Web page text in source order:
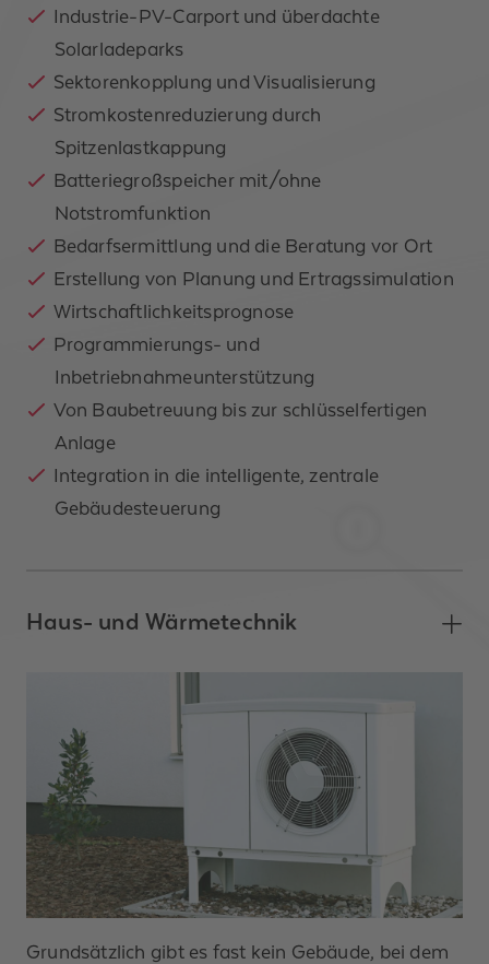
Industrie-PV-Carport und überdachte
Solarladeparks
Sektorenkopplung und Visualisierung
Stromkostenreduzierung durch
Spitzenlastkappung
Batteriegroßspeicher mit/ohne
Notstromfunktion
Bedarfsermittlung und die Beratung vor Ort
Erstellung von Planung und Ertragssimulation
Wirtschaftlichkeitsprognose
Programmierungs- und
Inbetriebnahmeunterstützung
Von Baubetreuung bis zur schlüsselfertigen
Anlage
Integration in die intelligente, zentrale
Gebäudesteuerung
Haus- und Wärmetechnik
Grundsätzlich gibt es fast kein Gebäude, bei dem